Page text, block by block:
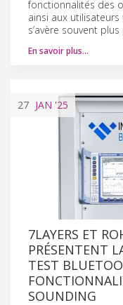
fonctionnalités des
ainsi aux
s’avère souvent
En savoir plus…
27 JAN '25
7LAYERS ET
PRÉSENTENT
TEST
SOUNDING